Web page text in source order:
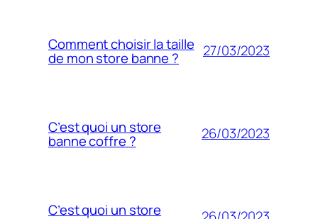
Comment choisir la taille
de mon store banne ? 27/03/2023
C’est quoi un store
banne coffre ? 26/03/2023
C’est quoi un store